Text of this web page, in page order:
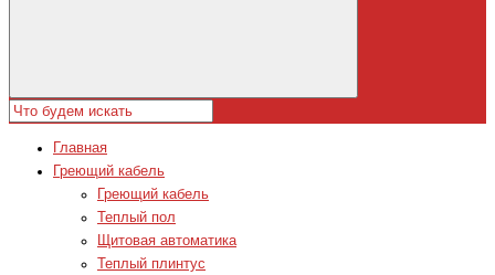
Главная
Греющий кабель
Греющий кабель
Теплый пол
Щитовая автоматика
Теплый плинтус